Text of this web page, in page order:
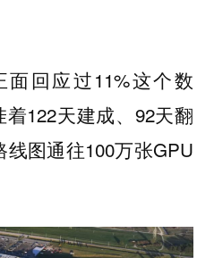
回应过11%这个数
122天建成、92天翻
图通往100万张GPU